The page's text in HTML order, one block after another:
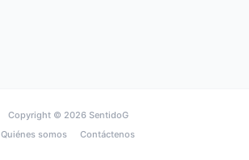
Copyright © 2026 SentidoG
Quiénes somos
Contáctenos